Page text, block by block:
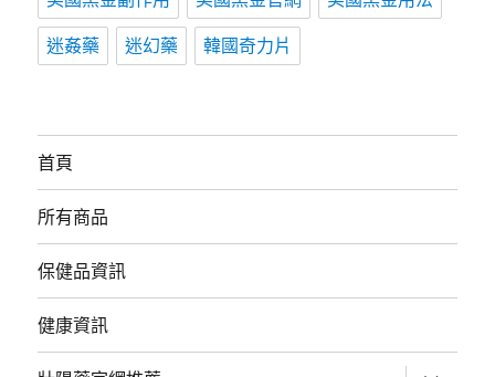
迷姦藥 迷幻藥 韓國奇力片
首頁
所有商品
保健品資訊
健康資訊